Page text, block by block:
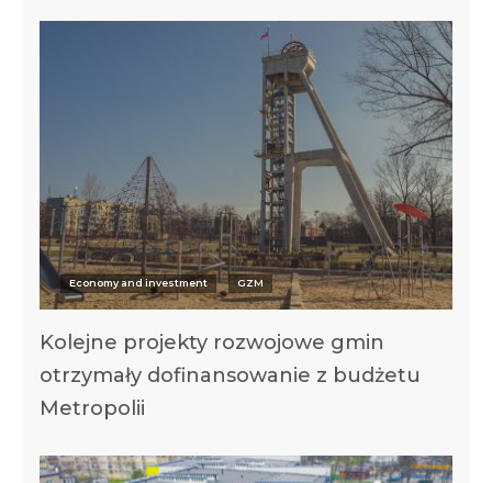
Economy and investment GZM
Kolejne projekty rozwojowe gmin
otrzymały dofinansowanie z budżetu
Metropolii